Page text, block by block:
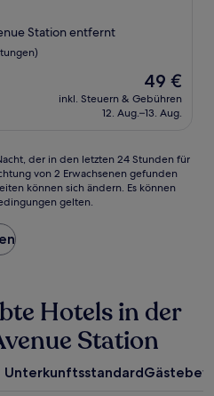
Station entfernt
Der
Preis
beträgt
49 €
inkl. Steuern & Gebühren
12. Aug.–13. Aug.
der in den letzten 24 Stunden für
von 2 Erwachsenen gefunden
können sich ändern. Es können
gelten.
Hotels in der
Station
Unterkunftsstandard